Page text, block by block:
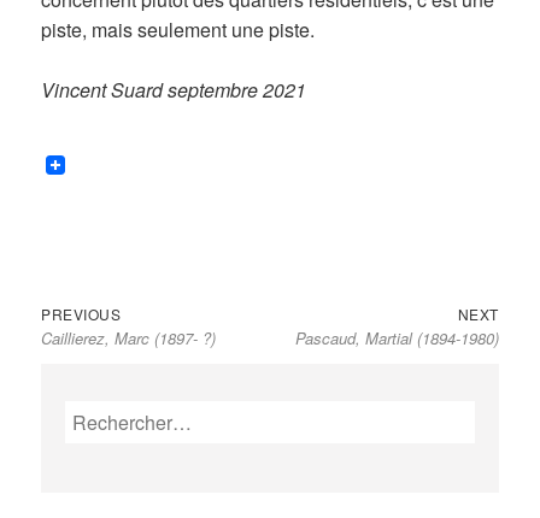
piste, mais seulement une piste.
Vincent Suard septembre 2021
Navigation
de
PREVIOUSPrevious
post:
Caillierez, Marc (1897- ?)
NEXTNext
post:
Pascaud, Martial (1894-1980)
Rechercher :